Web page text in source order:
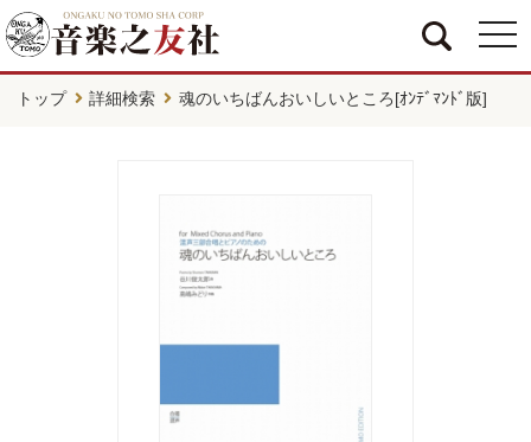
トップ 詳細検索 魂のいちばんおいしいところ[ｵﾝﾃﾞﾏﾝﾄﾞ版]